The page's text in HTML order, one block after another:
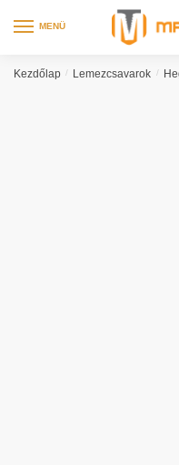
MENÜ
Kezdőlap / Lemezcsavarok /